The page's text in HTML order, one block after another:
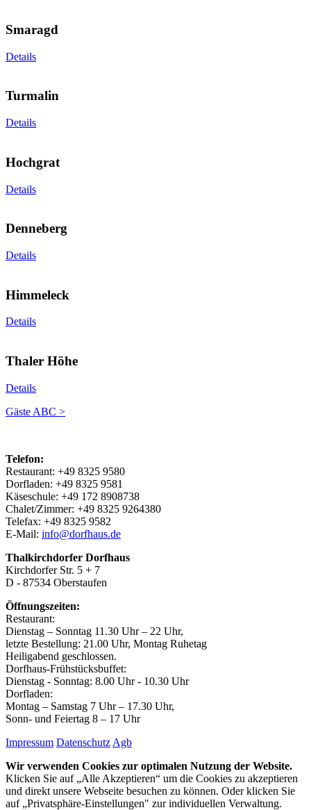
Smaragd
Details
Turmalin
Details
Hochgrat
Details
Denneberg
Details
Himmeleck
Details
Thaler Höhe
Details
Gäste ABC >
Telefon:
Restaurant: +49 8325 9580
Dorfladen: +49 8325 9581
Käseschule: +49 172 8908738
Chalet/Zimmer: +49 8325 9264380
Telefax: +49 8325 9582
E-Mail: info@dorfhaus.de
Thalkirchdorfer Dorfhaus
Kirchdorfer Str. 5 + 7
D - 87534 Oberstaufen
Öffnungszeiten:
Restaurant:
Dienstag – Sonntag 11.30 Uhr – 22 Uhr,
letzte Bestellung: 21.00 Uhr, Montag Ruhetag
Heiligabend geschlossen.
Dorfhaus-Frühstücksbuffet:
Dienstag - Sonntag: 8.00 Uhr - 10.30 Uhr
Dorfladen:
Montag – Samstag 7 Uhr – 17.30 Uhr,
Sonn- und Feiertag 8 – 17 Uhr
Impressum Datenschutz Agb
Wir verwenden Cookies zur optimalen Nutzung der Website.
Klicken Sie auf „Alle Akzeptieren“ um die Cookies zu akzeptieren
und direkt unsere Webseite besuchen zu können. Oder klicken Sie
auf „Privatsphäre-Einstellungen" zur individuellen Verwaltung.